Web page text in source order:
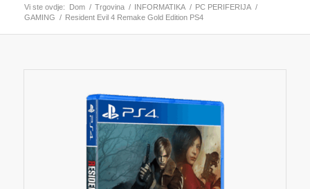
Vi ste ovdje: Dom / Trgovina / INFORMATIKA / PC PERIFERIJA /
GAMING / Resident Evil 4 Remake Gold Edition PS4